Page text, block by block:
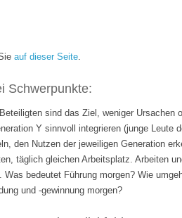
auf dieser Seite.
Schwerpunkte:
sind das Ziel, weniger Ursachen
Y sinnvoll integrieren (junge Leute
den Nutzen der jeweiligen Generation
täglich gleichen Arbeitsplatz. Arbeiten
bedeutet Führung morgen? Wie
und -gewinnung morgen?